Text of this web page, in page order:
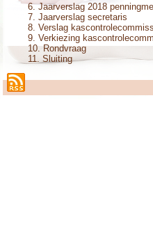
Jaarverslag 2018
Jaarverslag secretaris
Verslag
Verkiezing
Rondvraag
Sluiting